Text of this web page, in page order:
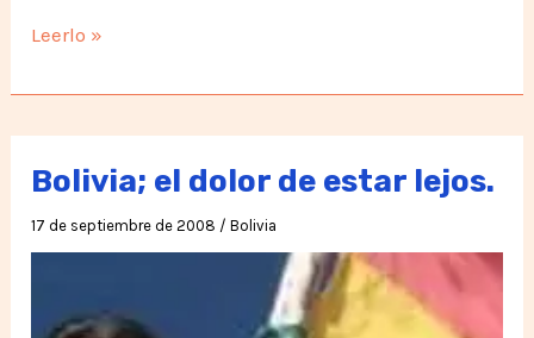
Día
la
NoViolencia
Leerlo »
Bolivia; el dolor de estar lejos.
17 de septiembre de 2008 /Bolivia